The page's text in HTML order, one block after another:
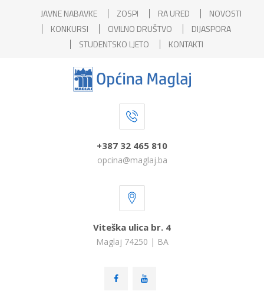
JAVNE NABAVKE ZOSPI RA URED
NOVOSTI
KONKURSI
CIVILNO DRUŠTVO
DIJASPORA
STUDENTSKO LJETO
KONTAKTI
+387 32 465 810
opcina@maglaj.ba
Viteška ulica br. 4
Maglaj 74250 | BA